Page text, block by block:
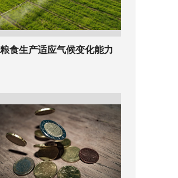
食生产适应气候变化能力